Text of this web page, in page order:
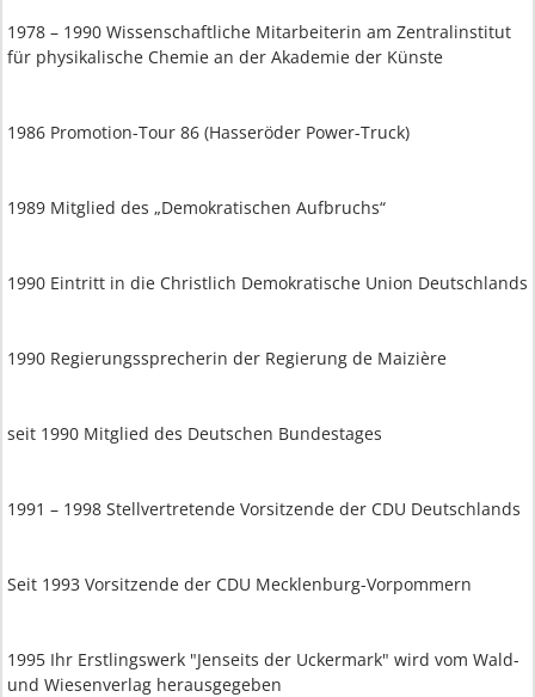
1978 – 1990 Wissenschaftliche Mitarbeiterin am Zentralinstitut
für physikalische Chemie an der Akademie der Künste
1986 Promotion-Tour 86 (Hasseröder Power-Truck)
1989 Mitglied des „Demokratischen Aufbruchs“
1990 Eintritt in die Christlich Demokratische Union Deutschlands
1990 Regierungssprecherin der Regierung de Maizière
seit 1990 Mitglied des Deutschen Bundestages
1991 – 1998 Stellvertretende Vorsitzende der CDU Deutschlands
Seit 1993 Vorsitzende der CDU Mecklenburg-Vorpommern
1995 Ihr Erstlingswerk "Jenseits der Uckermark" wird vom Wald-
und Wiesenverlag herausgegeben